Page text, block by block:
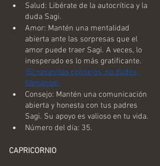
Salud: Libérate de la autocrítica y la
duda Sagi.
Amor: Mantén una mentalidad
abierta ante las sorpresas que el
amor puede traer Sagi. A veces, lo
inesperado es lo más gratificante.
¡Si necesitas consejos, no dudes,
llámanos!
Consejo: Mantén una comunicación
abierta y honesta con tus padres
Sagi. Su apoyo es valioso en tu vida.
Número del día: 35.
CAPRICORNIO